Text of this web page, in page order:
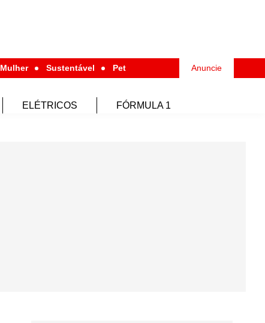
Mulher Sustentável Pet Anuncie
ELÉTRICOS FÓRMULA 1